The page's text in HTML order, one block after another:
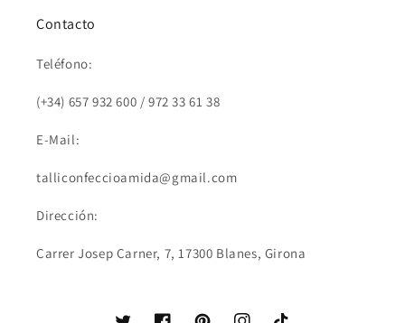
Contacto
Teléfono:
(+34) 657 932 600 / 972 33 61 38
E-Mail:
talliconfeccioamida@gmail.com
Dirección:
Carrer Josep Carner, 7, 17300 Blanes, Girona